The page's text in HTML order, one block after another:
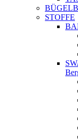
STOFFE